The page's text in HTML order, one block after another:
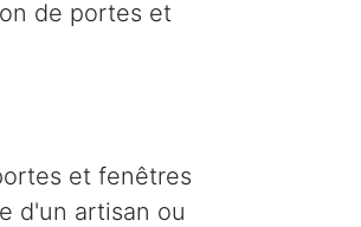
de portes et
et fenêtres
d'un artisan ou